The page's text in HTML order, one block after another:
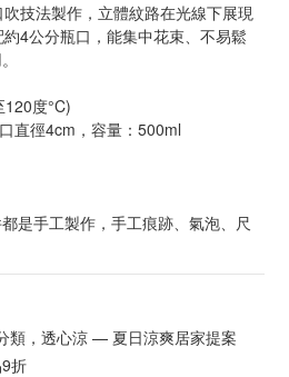
吹技法製作，立體紋路在光線下展現
4公分瓶口，能集中花束、不易鬆
度°C)
直徑4cm，容量：500ml
是手工製作，手工痕跡、氣泡、尺
類，透心涼 — 夏日涼爽居家提案
折